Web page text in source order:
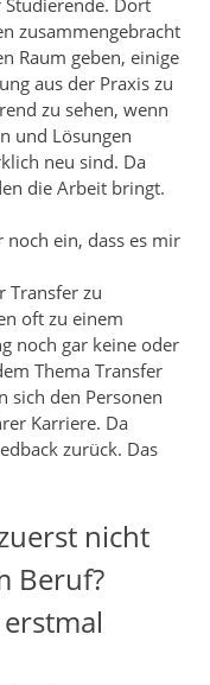
zusammengebracht
Raum geben, einige
aus der Praxis zu
zu sehen, wenn
und Lösungen
neu sind. Da
die Arbeit bringt.
ein, dass es mir
Transfer zu
oft zu einem
noch gar keine oder
Thema Transfer
sich den Personen
Karriere. Da
zurück. Das
nicht
Beruf?